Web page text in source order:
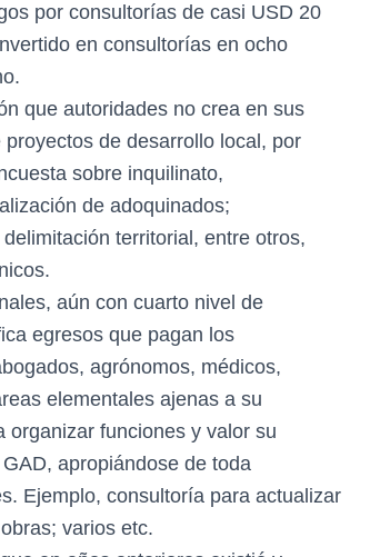
por consultorías de casi USD 20
en consultorías en ocho
que autoridades no crea en sus
de desarrollo local, por
sobre inquilinato,
de adoquinados;
territorial, entre otros,
aún con cuarto nivel de
egresos que pagan los
agrónomos, médicos,
elementales ajenas a su
organizar funciones y valor su
apropiándose de toda
Ejemplo, consultoría para actualizar
varios etc.